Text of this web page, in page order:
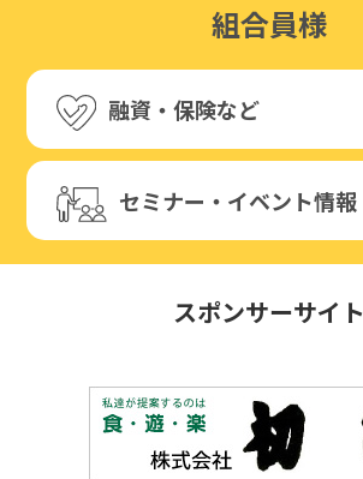
組合員様
融資・保険など
セミナー・イベント情報
スポンサーサイト